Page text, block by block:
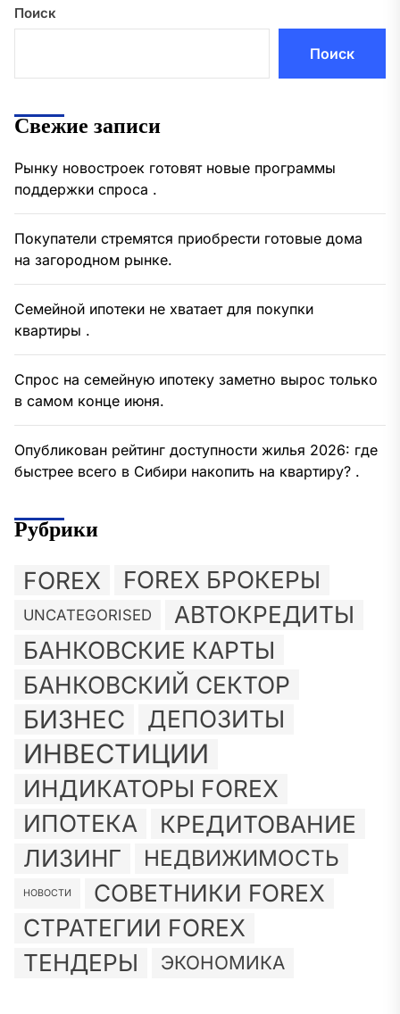
Поиск
Поиск
Свежие записи
Рынку новостроек готовят новые программы
поддержки спроса .
Покупатели стремятся приобрести готовые дома
на загородном рынке.
Семейной ипотеки не хватает для покупки
квартиры .
Спрос на семейную ипотеку заметно вырос только
в самом конце июня.
Опубликован рейтинг доступности жилья 2026: где
быстрее всего в Сибири накопить на квартиру? .
Рубрики
FOREX FOREX БРОКЕРЫ
UNCATEGORISED АВТОКРЕДИТЫ
БАНКОВСКИЕ КАРТЫ
БАНКОВСКИЙ СЕКТОР
БИЗНЕС ДЕПОЗИТЫ
ИНВЕСТИЦИИ
ИНДИКАТОРЫ FOREX
ИПОТЕКА
КРЕДИТОВАНИЕ
ЛИЗИНГ НЕДВИЖИМОСТЬ
НОВОСТИ
СОВЕТНИКИ FOREX
СТРАТЕГИИ FOREX
ТЕНДЕРЫ
ЭКОНОМИКА